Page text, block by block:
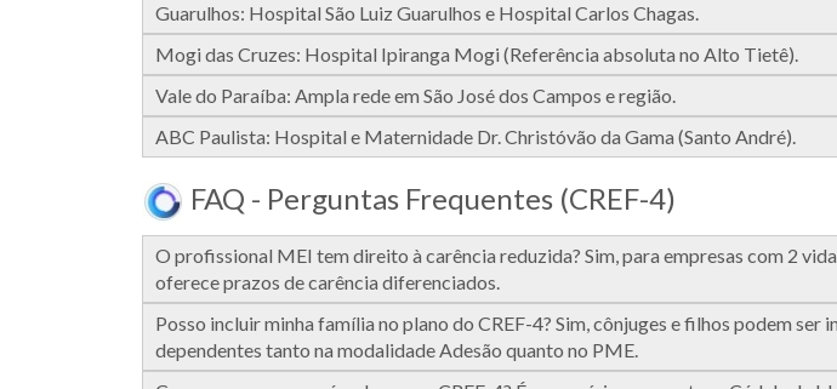
Guarulhos: Hospital São Luiz Guarulhos e Hospital Carlos Chagas.
Mogi das Cruzes: Hospital Ipiranga Mogi (Referência absoluta no Alto Tietê).
Vale do Paraíba: Ampla rede em São José dos Campos e região.
ABC Paulista: Hospital e Maternidade Dr. Christóvão da Gama (Santo André).
FAQ - Perguntas Frequentes (CREF-4)
O profissional MEI tem direito à carência reduzida? Sim, para empresas com 2
oferece prazos de carência diferenciados.
Posso incluir minha família no plano do CREF-4? Sim, cônjuges e filhos podem ser
dependentes tanto na modalidade Adesão quanto no PME.